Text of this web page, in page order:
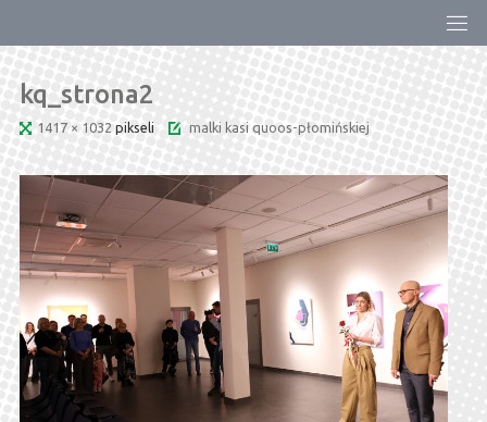
treści
kq_strona2
Pełny1417 × 1032pikseli malki kasi quoos-płomińskiej